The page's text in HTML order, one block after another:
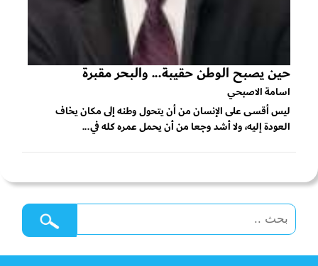
حين يصبح الوطن حقيبة... والبحر مقبرة
اسامة الاصبحي
ليس أقسى على الإنسان من أن يتحول وطنه إلى مكان يخاف
العودة إليه، ولا أشد وجعا من أن يحمل عمره كله في...